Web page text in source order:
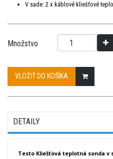
V sade: 2 x káblové kliešťové
Množstvo
VLOŽIŤ DO KOŠÍKA
DETAILY
Testo Kliešťová teplotná sonda v